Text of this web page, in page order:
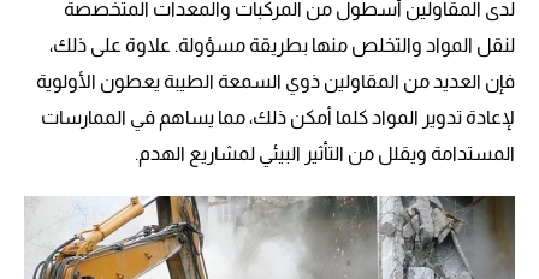
لدى المقاولين أسطول من المركبات والمعدات المتخصصة
لنقل المواد والتخلص منها بطريقة مسؤولة. علاوة على ذلك،
فإن العديد من المقاولين ذوي السمعة الطيبة يعطون الأولوية
لإعادة تدوير المواد كلما أمكن ذلك، مما يساهم في الممارسات
المستدامة ويقلل من التأثير البيئي لمشاريع الهدم.